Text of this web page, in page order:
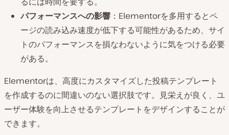
パフォーマンスへの影響 ：Elementorを多用するとペ
ージの読み込み速度が低下する可能性があるため、サイ
トのパフォーマンスを損なわないように気をつける必要
がある。
Elementorは、高度にカスタマイズした投稿テンプレート
を作成するのに間違いのない選択肢です。見栄えが良く、ユ
ーザー体験を向上させるテンプレートをデザインすることが
できます。